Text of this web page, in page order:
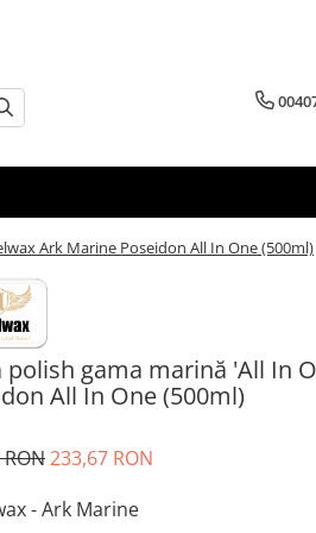
Ark Marine Poseidon All In One (500ml)
polish gama marină 'All In
All In One (500ml)
233,67 RON
- Ark Marine